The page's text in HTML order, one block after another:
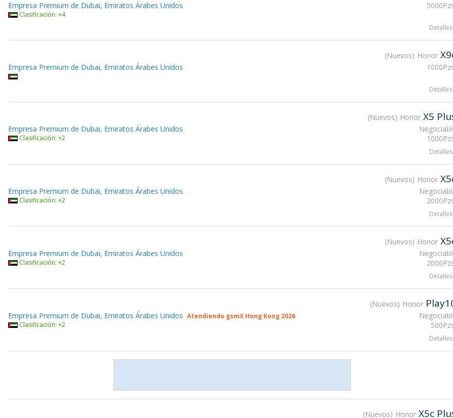
Empresa Premium de Dubai, Emiratos Árabes Unidos
Clasificación: +4
Detalles
Nuevos Honor
Empresa Premium de Dubai, Emiratos Árabes Unidos
Detalles
Nuevos Honor X5
Empresa Premium de Dubai, Emiratos Árabes Unidos
Clasificación: +2
Detalles
Nuevos Honor
Empresa Premium de Dubai, Emiratos Árabes Unidos
Clasificación: +2
Detalles
Nuevos Honor
Empresa Premium de Dubai, Emiratos Árabes Unidos
Clasificación: +2
Detalles
Nuevos Honor
Empresa Premium de Dubai, Emiratos Árabes Unidos Atendiendo gsmX Hong Kong 2026
Clasificación: +2
Detalles
Nuevos Honor X5c